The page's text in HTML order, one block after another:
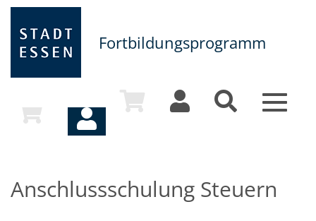
Fortbildungsprogramm
Toggle
Anschlussschulung Steuern